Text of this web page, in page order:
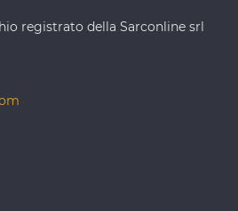
registrato della Sarconline srl